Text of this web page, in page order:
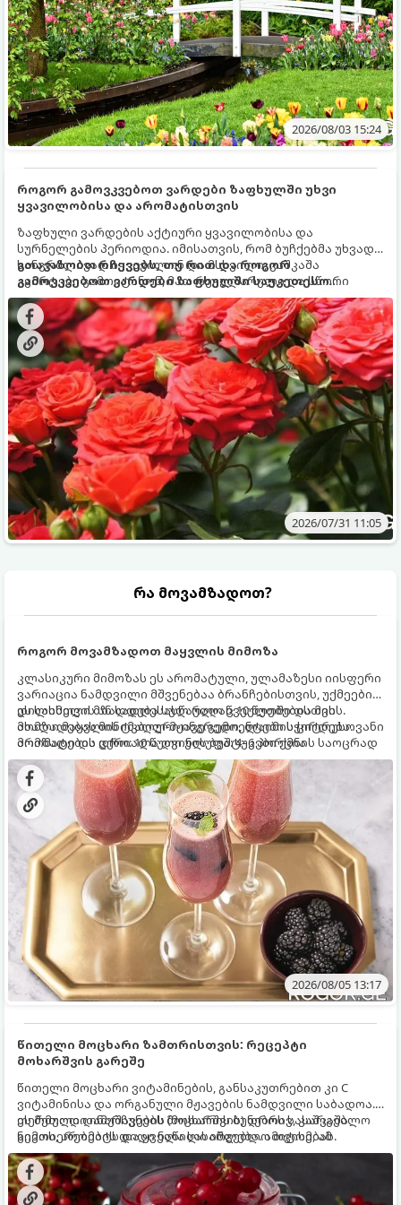
2026/08/03 15:24
როგორ გამოვკვებოთ ვარდები ზაფხულში უხვი
ყვავილობისა და არომატისთვის
ზაფხული ვარდების აქტიური ყვავილობისა და
სურნელების პერიოდია. იმისათვის, რომ ბუჩქებმა უხვად,
ხანგრძლივად იყვავილონ და მსხვილი, კაშკაშა
კვირტები გამოიტანონ, მათ რეგულარული და სწორი
გამოკვება სჭირდებათ. ზაფხულის პერიოდში მცენარის
მოთხოვნილებები იცვლება, ამიტომ მნიშვნელოვანია
ვიცოდეთ, რომელი სასუქები გამოიყენება ამ დროს.
გთავაზობთ რჩევებს, თუ რით და როგორ
გამოვკვებოთ ვარდები ზაფხულში საუკეთესო
შედეგის მისაღწევად:
2026/07/31 11:05
რა მოვამზადოთ?
როგორ მოვამზადოთ მაყვლის მიმოზა
კლასიკური მიმოზას ეს არომატული, ულამაზესი იისფერი
ვარიაცია ნამდვილი მშვენებაა ბრანჩებისთვის, უქმეების
დილისთვის ან სადღესასწაულო წვეულებებისთვის.
ახალი მაყვლის ტკბილ-მჟავე გემო, ლაიმის ციტრუსოვანი
არომატი და ცქრიალა ღვინის ბუშტუკები ქმნის საოცრად
დახვეწილ და მაგრილებელ კოქტეილს.
ეს სასმელი მზადდება სულ რაღაც 10 წუთში და მის
მომზადებას მინიმალური ინგრედიენტები სჭირდება.
მომზადების დრო: 10 წუთი ულუფა: 4–6 პორცია
2026/08/05 13:17
წითელი მოცხარი ზამთრისთვის: რეცეპტი
მოხარშვის გარეშე
წითელი მოცხარი ვიტამინების, განსაკუთრებით კი C
ვიტამინისა და ორგანული მჟავების ნამდვილი საბადოა.
თერმული დამუშავების (მოხარშვის) დროს სასარგებლო
ნივთიერებების დიდი ნაწილი იშლება. ამიტომ, ამ
კენკრის ზამთრისთვის შესანახად საუკეთესო გზა
„ცოცხალი ჯემის“ მომზადებაა - მოხარშვის გარეშე.
ეს მეთოდი ინარჩუნებს მოცხარის ბუნებრივ, კაშკაშა
გემოს, არომატს და ყველა სასარგებლო თვისებას.